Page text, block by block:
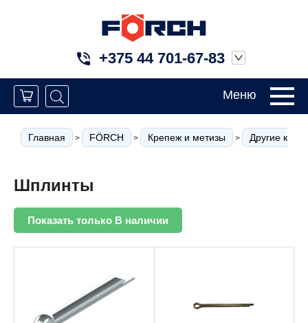
+375 44 701-67-83
Меню
Главная > FÖRCH > Крепеж и метизы > Другие
Шплинты
Показать только В наличии